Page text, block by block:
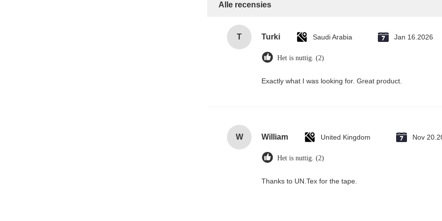
Alle recensies
T Turki Saudi Arabia Jan 16.2026
Het is nuttig. (2)
Exactly what I was looking for. Great product.
W William United Kingdom Nov
Het is nuttig. (2)
Thanks to UN.Tex for the tape.